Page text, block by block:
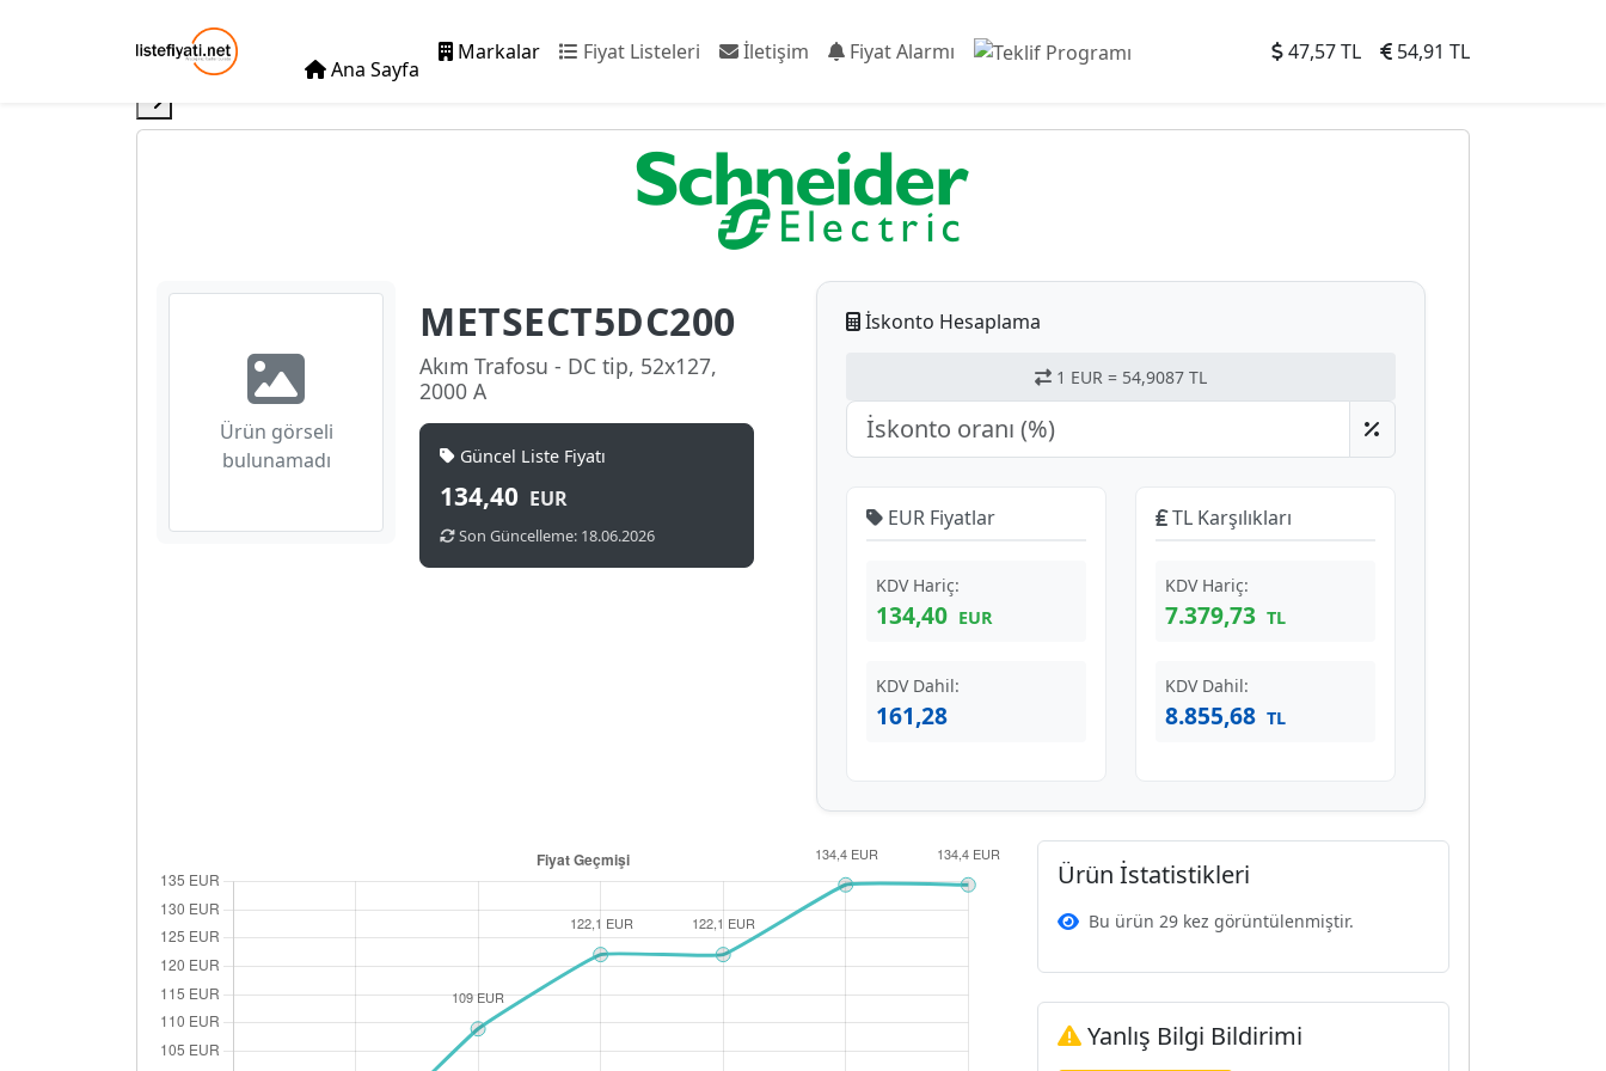
Ana Sayfa
Markalar Fiyat Listeleri İletişim Fiyat Alarmı 47,57 TL 54,91 TL
Ürün görseli
bulunamadı
METSECT5DC200
Akım Trafosu - DC tip, 52x127,
2000 A
Güncel Liste Fiyatı
134,40 EUR
Son Güncelleme: 18.06.2026
İskonto Hesaplama
1 EUR = 54,9087 TL
EUR Fiyatlar
KDV Hariç:
134,40 EUR
KDV Dahil:
161,28
TL Karşılıkları
KDV Hariç:
7.379,73 TL
KDV Dahil:
8.855,68 TL
Ürün İstatistikleri
Bu ürün 29 kez görüntülenmiştir.
Yanlış Bilgi Bildirimi